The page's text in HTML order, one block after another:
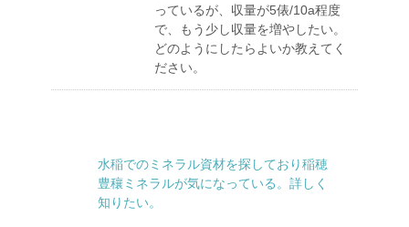
っているが、収量が5俵/10a程度
で、もう少し収量を増やしたい。
どのようにしたらよいか教えてく
ださい。
水稲でのミネラル資材を探しており稲穂
豊穰ミネラルが気になっている。詳しく
知りたい。